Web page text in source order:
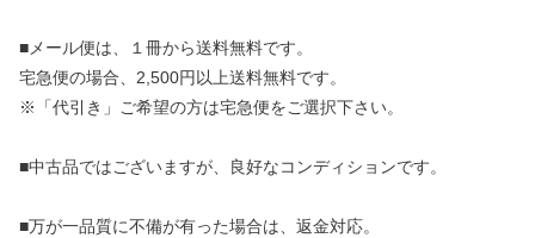
■メール便は、１冊から送料無料です。
宅急便の場合、2,500円以上送料無料です。
※「代引き」ご希望の方は宅急便をご選択下さい。
■中古品ではございますが、良好なコンディションです。
■万が一品質に不備が有った場合は、返金対応。